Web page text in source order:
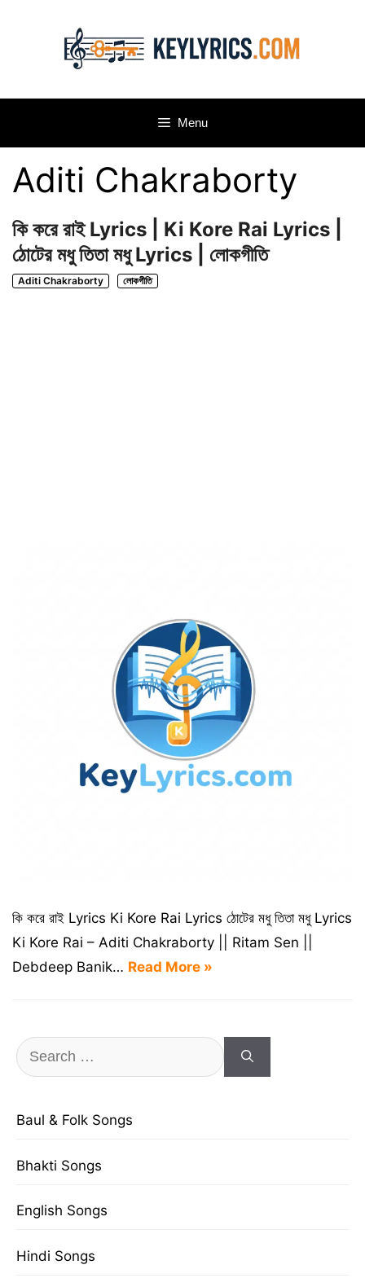
Menu
Aditi Chakraborty
কি করে রাই Lyrics | Ki Kore Rai Lyrics |
ঠোটের মধু তিতা মধু Lyrics | লোকগীতি
Aditi Chakraborty লোকগীতি
কি করে রাই Lyrics Ki Kore Rai Lyrics ঠোটের মধু তিতা মধু Lyrics
Ki Kore Rai – Aditi Chakraborty || Ritam Sen ||
Debdeep Banik… Read More »
Search
for:
Baul & Folk Songs
Bhakti Songs
English Songs
Hindi Songs